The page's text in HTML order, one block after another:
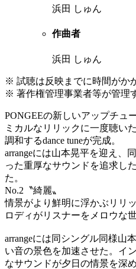
浜田 しゅん
作曲者
浜田 しゅん
※ 試聴は反映までに時間がか
※ 著作権管理事業者等が管理
PONGEEの新しいアップチュ
ミカルなリリックに一度聴い
調和するdance tuneが完成。
arrangeには山本晃平を迎え、
った重厚なサウンドを追求し
た。
No.2〝綺麗〟
情景がより鮮明に浮かぶリリ
ロディがリスナーをメロウな
arrangeには同シングル同様山
い音の景色を加速させた。イ
なサウンドが夕日の情景を深め